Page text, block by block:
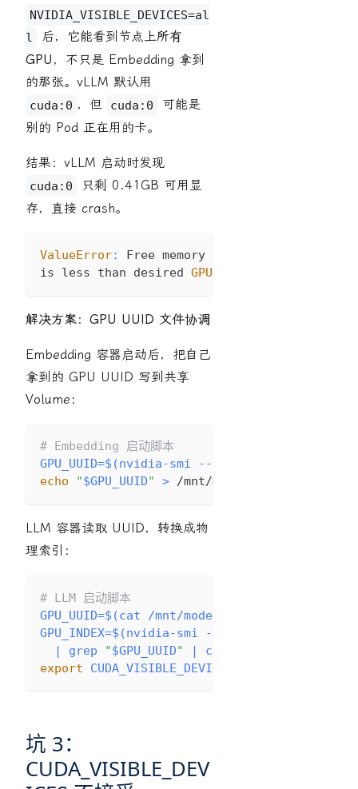
NVIDIA_VISIBLE_DEVICES=al
l
后，它能看到节点上所有
GPU ，不只是 Embedding 拿到
的那张。vLLM 默认用
cuda:0 ，但 cuda:0
可能是
别的 Pod 正在用的卡。
结果：vLLM 启动时发现
cuda:0
只剩 0.41GB 可用显
存，直接 crash。
ValueError: Free memory on device cuda
is less than desired GPU
解决方案：GPU UUID 文件协调
Embedding 容器启动后，把自己
拿到的 GPU UUID 写到共享
Volume：
# Embedding 启动脚本
GPU_UUID=$(nvidia-smi --query-gpu
echo
"$GPU_UUID" > /mnt/models/.gpu-uuid-
LLM 容器读取 UUID，转换成物
理索引：
# LLM 启动脚本
GPU_UUID=$(cat /mnt/models/.gpu-uuid-
GPU_INDEX=$(nvidia-smi --query-gpu
|
grep "$GPU_UUID" | cut
export
CUDA_VISIBLE_DEVICES
坑 3：
CUDA_VISIBLE_DEV